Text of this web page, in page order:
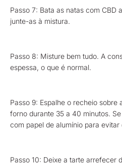
Passo 7: Bata as natas com CBD
junte-as à mistura.
Passo 8: Misture bem tudo. A
espessa, o que é normal.
Passo 9: Espalhe o recheio sobre
forno durante 35 a 40 minutos.
com papel de alumínio para
Passo 10: Deixe a tarte arrefecer